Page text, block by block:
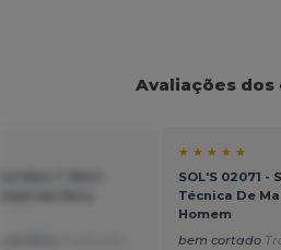
Avaliações
★ ★ ★ ★ ★
SOL'S 02071 -
Técnica De
Homem
bem cortado